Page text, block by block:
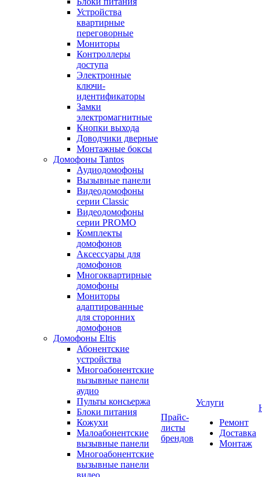
Устройства
квартирные
переговорные
Мониторы
Контроллеры
доступа
Электронные
ключи-
идентификаторы
Замки
электромагнитные
Кнопки выхода
Доводчики дверные
Монтажные боксы
Домофоны Tantos
Аудиодомофоны
Вызывные панели
Видеодомофоны
серии Classic
Видеодомофоны
серии PROMO
Комплекты
домофонов
Аксессуары для
домофонов
Многоквартирные
домофоны
Мониторы
адаптированные
для сторонних
домофонов
Домофоны Eltis
Абонентские
устройства
Многоабонентские
вызывные панели
аудио
Пульты консьержа
Блоки питания
Кожухи
Малоабонентские
вызывные панели
Многоабонентские
вызывные панели
видео
Прайс-
листы
брендов
Услуги
Ремонт
Доставка
Монтаж